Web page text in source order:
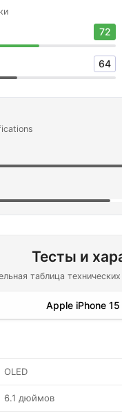
72
64
Тесты и
таблица
Apple iPhone 15
OLED
6.1 дюймов